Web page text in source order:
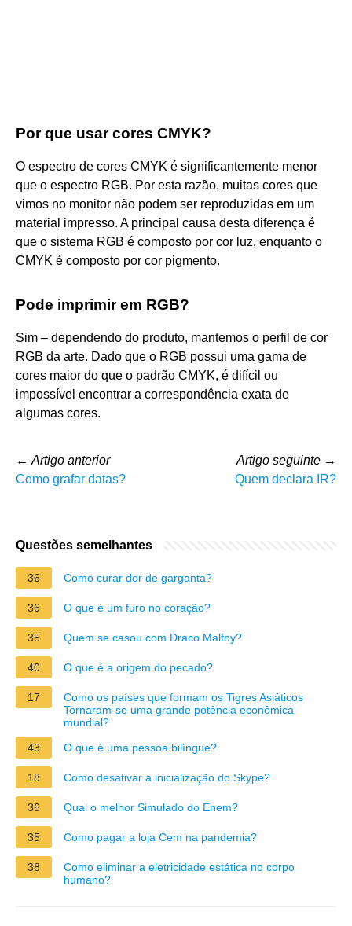
Por que usar cores CMYK?
O espectro de cores CMYK é significantemente menor
que o espectro RGB. Por esta razão, muitas cores que
vimos no monitor não podem ser reproduzidas em um
material impresso. A principal causa desta diferença é
que o sistema RGB é composto por cor luz, enquanto o
CMYK é composto por cor pigmento.
Pode imprimir em RGB?
Sim – dependendo do produto, mantemos o perfil de cor
RGB da arte. Dado que o RGB possui uma gama de
cores maior do que o padrão CMYK, é difícil ou
impossível encontrar a correspondência exata de
algumas cores.
← Artigo anterior
Como grafar datas?
Artigo seguinte →
Quem declara IR?
Questões semelhantes
36 Como curar dor de garganta?
36 O que é um furo no coração?
35 Quem se casou com Draco Malfoy?
40 O que é a origem do pecado?
17
Como os países que formam os Tigres Asiáticos
Tornaram-se uma grande potência econômica
mundial?
43
O que é uma pessoa bilíngue?
18 Como desativar a inicialização do Skype?
36 Qual o melhor Simulado do Enem?
35 Como pagar a loja Cem na pandemia?
38
Como eliminar a eletricidade estática no corpo
humano?